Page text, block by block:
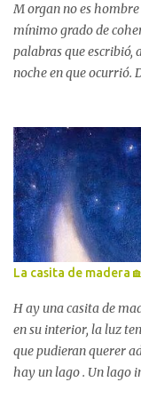
No nos detengamos
muchos...
M organ no es hombre
mínimo grado de
palabras que escribió,
noche en que ocurrió.
Providence, Rhode
siquiera en qué año
sueño; y desde
sueño empezó en un
cañas, bajo un cielo
roca cubierta de
curiosidad, subí por
abrían las negras
adentraban en las
lug...
La casita de madera
H ay una casita de
en su interior, la luz
que pudieran querer
hay un lago . Un lago